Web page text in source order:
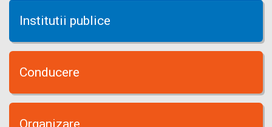
Institutii publice
Conducere
Organizare